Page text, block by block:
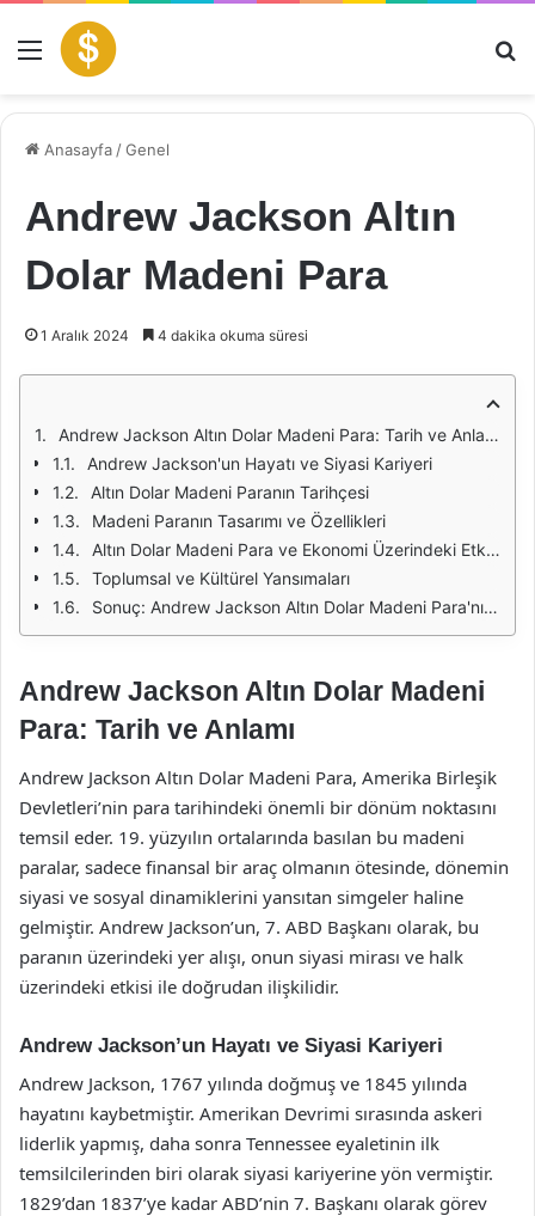
Menü
Anasayfa /Genel
Andrew Jackson Altın
Dolar Madeni Para
1 Aralık 2024 4 dakika okuma süresi
Andrew Jackson Altın Dolar Madeni Para: Tarih ve Anlamı
Andrew Jackson'un Hayatı ve Siyasi Kariyeri
Altın Dolar Madeni Paranın Tarihçesi
Madeni Paranın Tasarımı ve Özellikleri
Altın Dolar Madeni Para ve Ekonomi Üzerindeki Etkisi
Toplumsal ve Kültürel Yansımaları
Sonuç: Andrew Jackson Altın Dolar Madeni Para'nın Mirası
Andrew Jackson Altın Dolar Madeni
Para: Tarih ve Anlamı
Andrew Jackson Altın Dolar Madeni Para, Amerika Birleşik
Devletleri’nin para tarihindeki önemli bir dönüm noktasını
temsil eder. 19. yüzyılın ortalarında basılan bu madeni
paralar, sadece finansal bir araç olmanın ötesinde, dönemin
siyasi ve sosyal dinamiklerini yansıtan simgeler haline
gelmiştir. Andrew Jackson’un, 7. ABD Başkanı olarak, bu
paranın üzerindeki yer alışı, onun siyasi mirası ve halk
üzerindeki etkisi ile doğrudan ilişkilidir.
Andrew Jackson’un Hayatı ve Siyasi Kariyeri
Andrew Jackson, 1767 yılında doğmuş ve 1845 yılında
hayatını kaybetmiştir. Amerikan Devrimi sırasında askeri
liderlik yapmış, daha sonra Tennessee eyaletinin ilk
temsilcilerinden biri olarak siyasi kariyerine yön vermiştir.
1829’dan 1837’ye kadar ABD’nin 7. Başkanı olarak görev